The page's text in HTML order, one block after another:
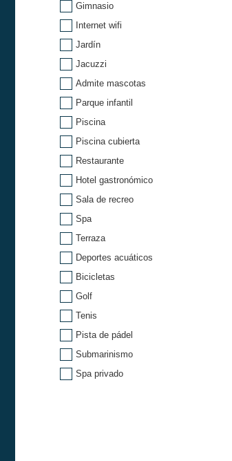
Gimnasio
Internet wifi
Jardín
Jacuzzi
Admite mascotas
Parque infantil
Piscina
Piscina cubierta
Restaurante
Hotel gastronómico
Sala de recreo
Spa
Terraza
Deportes acuáticos
Bicicletas
Golf
Tenis
Pista de pádel
Submarinismo
Spa privado